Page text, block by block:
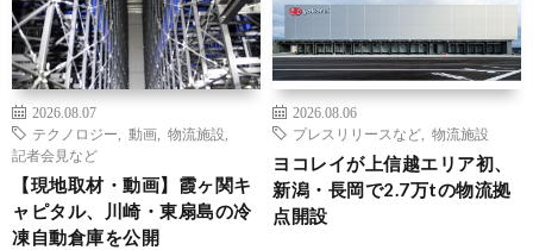
2026.08.07
テクノロジー
動画 物流施設
記者会見など
【現地取材・動画】霞ヶ関キ
ャピタル、川崎・東扇島の冷
凍自動倉庫を公開
2026.08.06
プレスリリースなど
物流施設
ヨコレイが上信越エリア初、
新潟・長岡で2.7万tの物流拠
点開設